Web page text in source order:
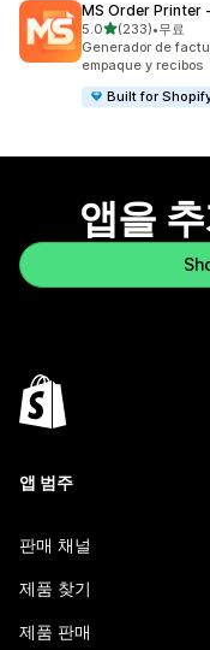
MS Order Printer
5.0별 5개 중
(233)
총 리뷰 233개
•무료
Generador de
empaque y recibos
Built for
앱을
앱 범주
판매 채널
제품 찾기
제품 판매